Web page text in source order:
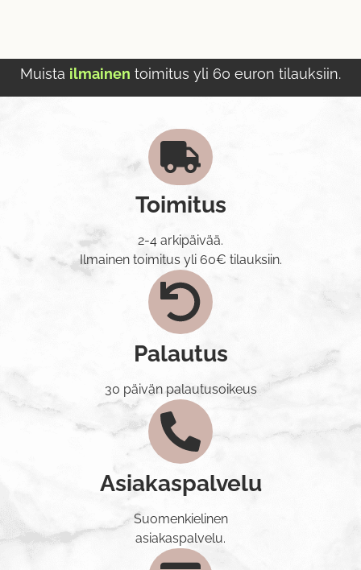
Muista ilmainen toimitus yli 60 euron tilauksiin.
Toimitus
2-4 arkipäivää.
Ilmainen toimitus yli 60€ tilauksiin.
Palautus
30 päivän palautusoikeus
Asiakaspalvelu
Suomenkielinen
asiakaspalvelu.